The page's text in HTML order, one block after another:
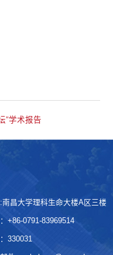
”学术报告
南昌大学理科生命大楼A区三楼
+86-0791-83969514
330031